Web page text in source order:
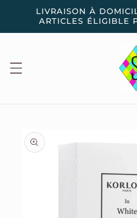
passer
contenu
LIVRAISON À
ARTICLES ÉLIGIBLE
Passer aux
informations
produits